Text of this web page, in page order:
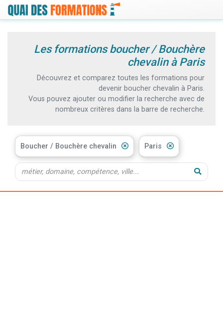
Les formations boucher / Bouchère
chevalin à Paris
Découvrez et comparez toutes les formations pour
devenir boucher chevalin à Paris.
Vous pouvez ajouter ou modifier la recherche avec de
nombreux critères dans la barre de recherche.
Boucher / Bouchère chevalin Paris